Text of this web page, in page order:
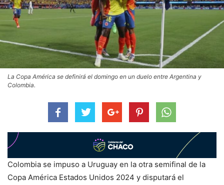
La Copa América se definirá el domingo en un duelo entre Argentina y
Colombia.
Colombia se impuso a Uruguay en la otra semifinal de la
Copa América Estados Unidos 2024 y disputará el